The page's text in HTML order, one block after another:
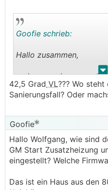
.
Goofie schrieb:
Hallo zusammen,
so langsam kommen
Tage für S1155. Aktuell -
mit 42,5Grad Vorlauf.
TAge ausieht.
Wobei das
nun noch merkwürdiger
Peaks an, die dieWP
ähnlich?
2023 drauf (2.17.5).
42,5 Grad VL??? Wo steht
Sanierungsfall? Oder
Goofie
Hallo Wolfgang, wie sind
GM Start Zusatzheizung
eingestellt? Welche
Das ist ein Haus aus den